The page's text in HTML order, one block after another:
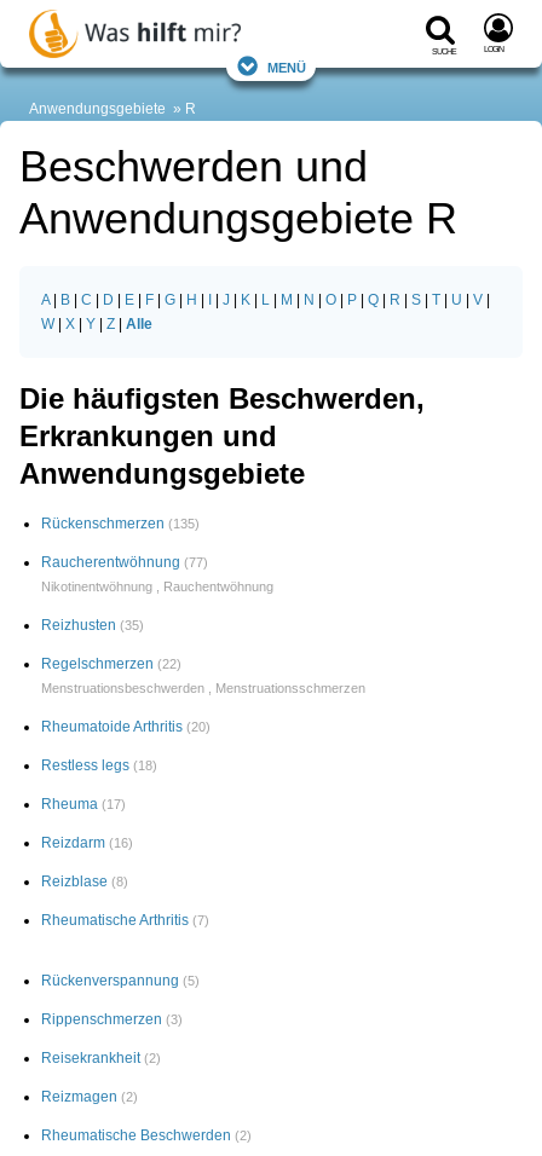
Suche Login
Menü
Anwendungsgebiete R
Beschwerden und
Anwendungsgebiete R
A| B C D E F G H J K L M N O P Q R S T U V
W| X Y Z Alle
Die häufigsten Beschwerden,
Erkrankungen und
Anwendungsgebiete
Rückenschmerzen (135)
Raucherentwöhnung (77)
Nikotinentwöhnung
Rauchentwöhnung
Reizhusten (35)
Regelschmerzen (22)
Menstruationsbeschwerden
Menstruationsschmerzen
Rheumatoide Arthritis (20)
Restless legs (18)
Rheuma (17)
Reizdarm (16)
Reizblase (8)
Rheumatische Arthritis (7)
Rückenverspannung (5)
Rippenschmerzen (3)
Reisekrankheit (2)
Reizmagen (2)
Rheumatische Beschwerden (2)